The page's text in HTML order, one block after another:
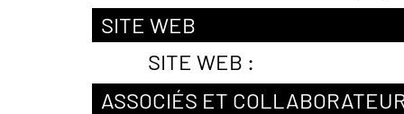
SITE WEB
SITE WEB :
ASSOCIÉS ET